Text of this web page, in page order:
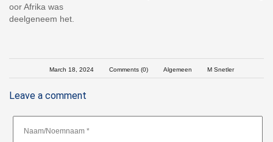
oor Afrika was
deelgeneem het.
March 18, 2024 Comments (0) Algemeen M Snetler
Leave a comment